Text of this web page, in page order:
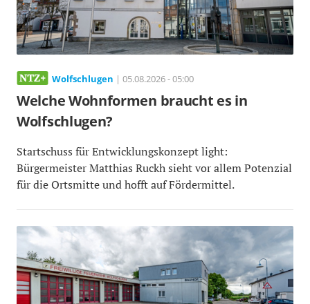
Wolfschlugen | 05.08.2026 - 05:00
Welche Wohnformen braucht es in
Wolfschlugen?
Startschuss für Entwicklungskonzept light:
Bürgermeister Matthias Ruckh sieht vor allem Potenzial
für die Ortsmitte und hofft auf Fördermittel.